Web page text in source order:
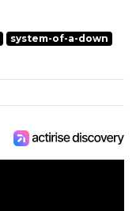
system-of-a-down